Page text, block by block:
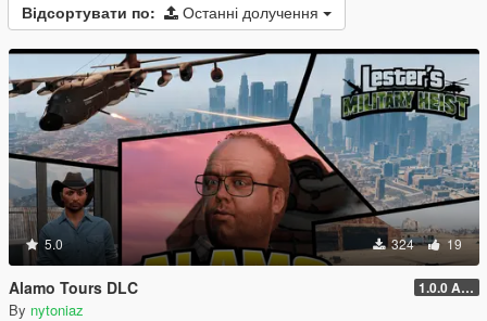
Відсортувати по: Останні долучення
5.0 324 19
Alamo Tours DLC 1.0.0 Alpha
By nytoniaz